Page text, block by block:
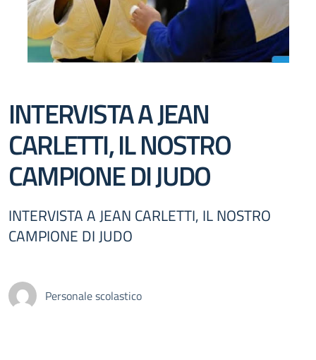
INTERVISTA A JEAN
CARLETTI, IL NOSTRO
CAMPIONE DI JUDO
INTERVISTA A JEAN CARLETTI, IL NOSTRO
CAMPIONE DI JUDO
Personale scolastico